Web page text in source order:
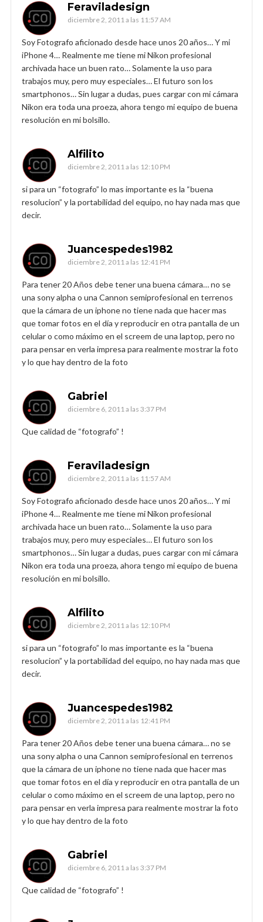
Feraviladesign
diciembre 2, 2011 a las 11:57 AM
Soy Fotografo aficionado desde hace unos 20 años… Y mi
iPhone 4… Realmente me tiene mi Nikon profesional
archivada hace un buen rato… Solamente la uso para
trabajos muy, pero muy especiales… El futuro son los
smartphonos… Sin lugar a dudas, pues cargar con mi cámara
Nikon era toda una proeza, ahora tengo mi equipo de buena
resolución en mi bolsillo.
Alfilito
diciembre 2, 2011 a las 12:10 PM
si para un “fotografo” lo mas importante es la “buena
resolucion” y la portabilidad del equipo, no hay nada mas que
decir.
Juancespedes1982
diciembre 2, 2011 a las 12:41 PM
Para tener 20 Años debe tener una buena cámara… no se
una sony alpha o una Cannon semiprofesional en terrenos
que la cámara de un iphone no tiene nada que hacer mas
que tomar fotos en el día y reproducir en otra pantalla de un
celular o como máximo en el screem de una laptop, pero no
para pensar en verla impresa para realmente mostrar la foto
y lo que hay dentro de la foto
Gabriel
diciembre 6, 2011 a las 3:37 PM
Que calidad de “fotografo” !
Feraviladesign
diciembre 2, 2011 a las 11:57 AM
Soy Fotografo aficionado desde hace unos 20 años… Y mi
iPhone 4… Realmente me tiene mi Nikon profesional
archivada hace un buen rato… Solamente la uso para
trabajos muy, pero muy especiales… El futuro son los
smartphonos… Sin lugar a dudas, pues cargar con mi cámara
Nikon era toda una proeza, ahora tengo mi equipo de buena
resolución en mi bolsillo.
Alfilito
diciembre 2, 2011 a las 12:10 PM
si para un “fotografo” lo mas importante es la “buena
resolucion” y la portabilidad del equipo, no hay nada mas que
decir.
Juancespedes1982
diciembre 2, 2011 a las 12:41 PM
Para tener 20 Años debe tener una buena cámara… no se
una sony alpha o una Cannon semiprofesional en terrenos
que la cámara de un iphone no tiene nada que hacer mas
que tomar fotos en el día y reproducir en otra pantalla de un
celular o como máximo en el screem de una laptop, pero no
para pensar en verla impresa para realmente mostrar la foto
y lo que hay dentro de la foto
Gabriel
diciembre 6, 2011 a las 3:37 PM
Que calidad de “fotografo” !